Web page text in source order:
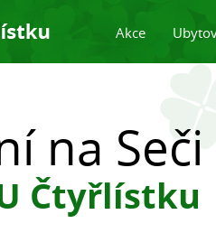
na Seči
Čtyřlístku
Akce